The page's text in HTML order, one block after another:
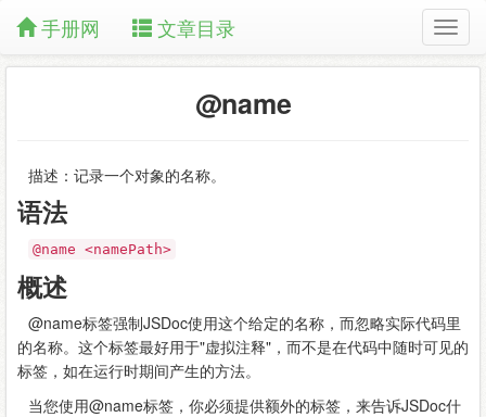
手册网 文章目录
@name
描述：记录一个对象的名称。
语法
@name <namePath>
概述
@name标签强制JSDoc使用这个给定的名称，而忽略实际代码里
的名称。这个标签最好用于"虚拟注释"，而不是在代码中随时可见的
标签，如在运行时期间产生的方法。
当您使用@name标签，你必须提供额外的标签，来告诉JSDoc什